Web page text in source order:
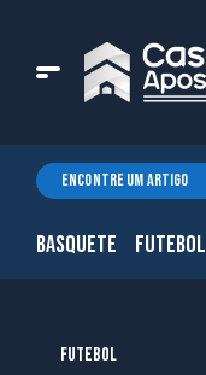
BASQUETE FUTEBOL
FUTEBOL